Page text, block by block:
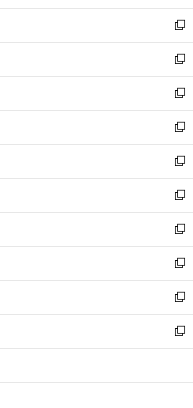
開
く
ウ
で
開
く
ン
ド
ウ
で
開
く
ウ
ィ
ン
ド
ウ
で
開
く
新
し
い
ウ
ィ
ン
ド
ウ
で
開
く
新
し
い
ウ
ィ
ン
ド
ウ
で
開
く
新
し
い
ウ
ィ
ン
ド
ウ
で
開
く
新
し
い
ウ
ィ
ン
ド
ウ
で
開
く
新
し
い
ウ
ィ
ン
ド
ウ
で
開
く
新
し
い
ウ
ィ
ン
ド
ウ
で
開
新
し
い
ウ
ィ
ン
ド
ウ
開
新
し
い
ウ
ィ
ン
ウ
新
し
い
ウ
ン
新
し
ウ